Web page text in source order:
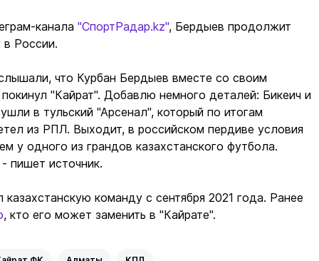
канала "СпортРадар.kz", Бердыев продолжит
в России.
что Курбан Бердыев вместе со своим
"Кайрат". Добавлю немного деталей: Бикеич и
в тульский "Арсенал", который по итогам
из РПЛ. Выходит, в российском пердиве условия
у одного из грандов казахстанского футбола.
пишет источник.
казахстанскую команду с сентября 2021 года. Ранее
, кто его может заменить в "Кайрате".